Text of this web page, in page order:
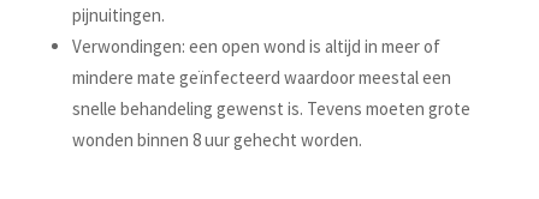
pijnuitingen.
Verwondingen: een open wond is altijd in meer of
mindere mate geïnfecteerd waardoor meestal een
snelle behandeling gewenst is. Tevens moeten grote
wonden binnen 8 uur gehecht worden.